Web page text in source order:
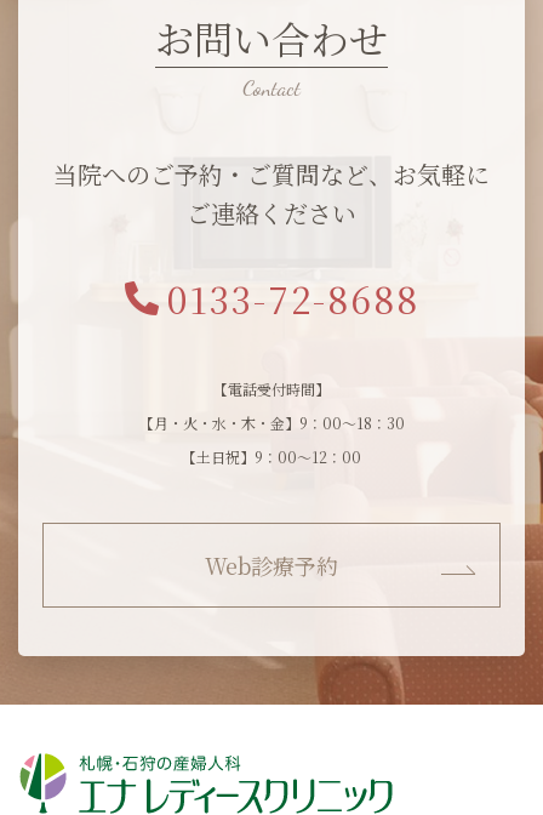
お問い合わせ
当院へのご予約・ご質問など、お気軽に
ご連絡ください
0133-72-8688
【電話受付時間】
【月・火・水・木・金】9：00～18：30
【土日祝】9：00～12：00
Web診療予約